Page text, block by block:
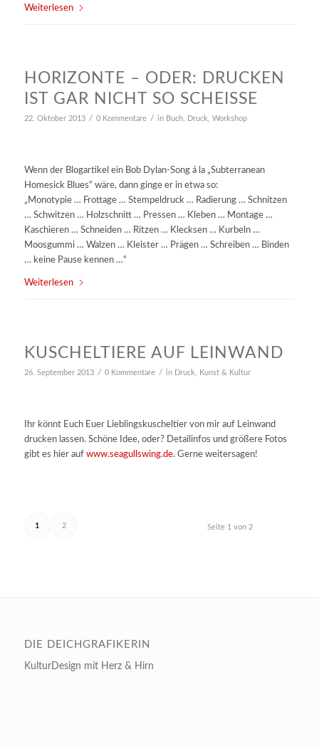
Weiterlesen
HORIZONTE – ODER: DRUCKEN
IST GAR NICHT SO SCHEISSE
22. Oktober 2013 / 0 Kommentare / in Buch, Druck Workshop
Wenn der Blogartikel ein Bob Dylan-Song á la „Subterranean
Homesick Blues“ wäre, dann ginge er in etwa so:
„Monotypie … Frottage … Stempeldruck … Radierung … Schnitzen
… Schwitzen … Holzschnitt … Pressen … Kleben … Montage …
Kaschieren … Schneiden … Ritzen … Klecksen … Kurbeln …
Moosgummi … Walzen … Kleister … Prägen … Schreiben … Binden
… keine Pause kennen …“
Weiterlesen
KUSCHELTIERE AUF LEINWAND
26. September 2013 / 0 Kommentare / in Druck Kunst & Kultur
Ihr könnt Euch Euer Lieblingskuscheltier von mir auf Leinwand
drucken lassen. Schöne Idee, oder? Detailinfos und größere Fotos
gibt es hier auf www.seagullswing.de. Gerne weitersagen!
Seite 1 von 2
1 2
DIE DEICHGRAFIKERIN
KulturDesign mit Herz & Hirn